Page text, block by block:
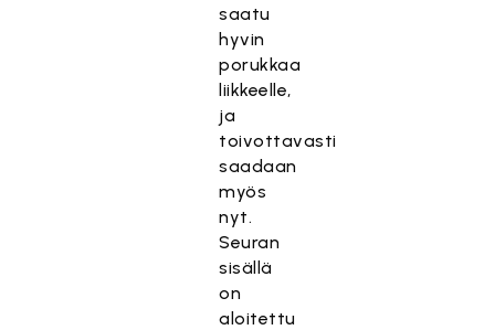
saatu
hyvin
porukkaa
liikkeelle,
ja
toivottavasti
saadaan
myös
nyt.
Seuran
sisällä
on
aloitettu